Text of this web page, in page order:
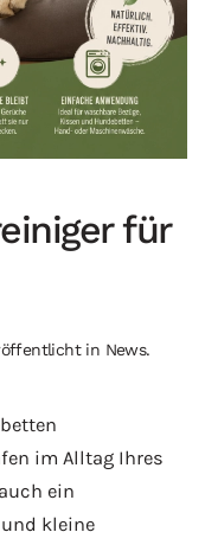
für
in News.
im Alltag Ihres
ein
kleine